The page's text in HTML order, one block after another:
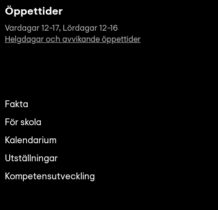
Öppettider
Vardagar 12-17, Lördagar 12-16
Helgdagar och avvikande öppettider
Fakta
För skola
Kalendarium
Utställningar
Kompetensutveckling